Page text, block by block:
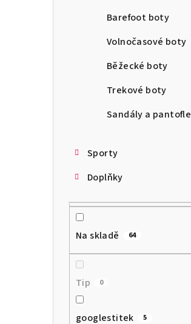
Barefoot boty
Volnočasové boty
Běžecké boty
Trekové boty
Sandály a pantofle
Sporty
Doplňky
Na skladě 64
Tip 0
googlestitek 5